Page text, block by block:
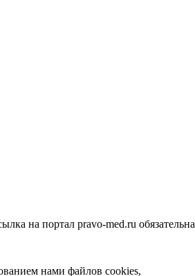
на портал pravo-med.ru обязательна
нами файлов cookies,